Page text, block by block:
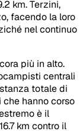
km. Terzini,
facendo la loro
nel continuo
più in alto.
centrali
totale di
hanno corso
è il
km contro il